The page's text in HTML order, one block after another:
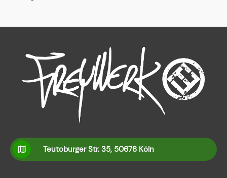
Teutoburger Str. 35, 50678 Köln